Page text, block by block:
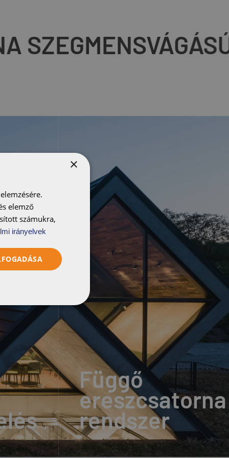
Függő
ereszcsatorna
rendszer
×
elemző
számukra,
irányelvek